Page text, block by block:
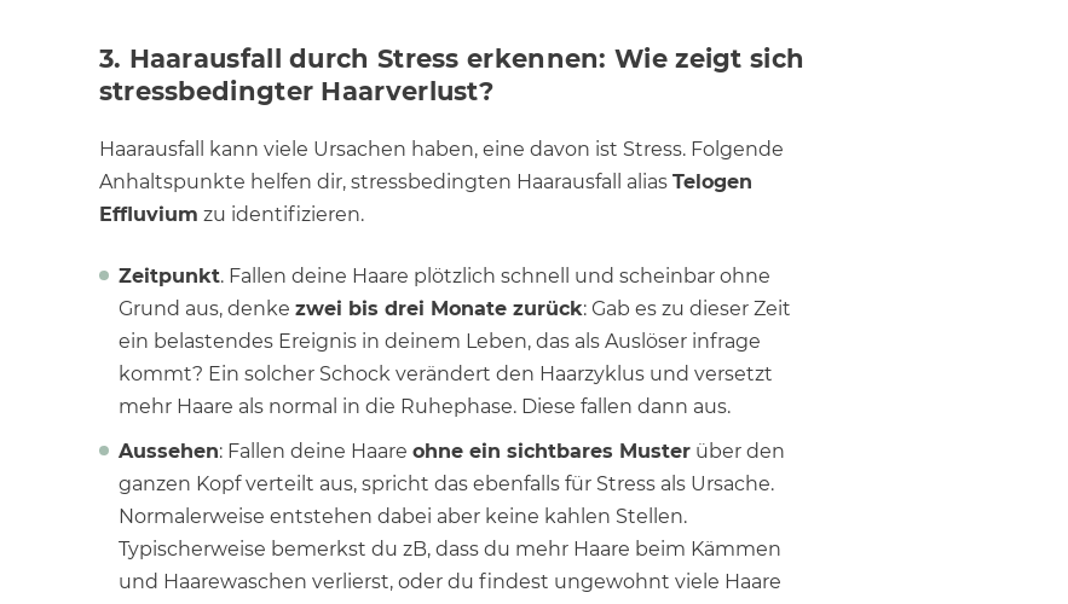
3. Haarausfall durch Stress erkennen: Wie zeigt sich
stressbedingter Haarverlust?
Haarausfall kann viele Ursachen haben, eine davon ist Stress. Folgende
Anhaltspunkte helfen dir, stressbedingten Haarausfall alias Telogen
Effluvium zu identifizieren.
Zeitpunkt. Fallen deine Haare plötzlich schnell und scheinbar ohne
Grund aus, denke zwei bis drei Monate zurück: Gab es zu dieser Zeit
ein belastendes Ereignis in deinem Leben, das als Auslöser infrage
kommt? Ein solcher Schock verändert den Haarzyklus und versetzt
mehr Haare als normal in die Ruhephase. Diese fallen dann aus.
Aussehen: Fallen deine Haare ohne ein sichtbares Musterüber den
ganzen Kopf verteilt aus, spricht das ebenfalls für Stress als Ursache.
Normalerweise entstehen dabei aber keine kahlen Stellen.
Typischerweise bemerkst du zB, dass du mehr Haare beim Kämmen
und Haarewaschen verlierst, oder du findest ungewohnt viele Haare